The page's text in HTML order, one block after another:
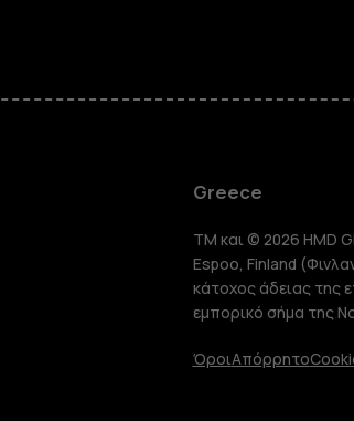
Tablet
Greece
TM και © 2026 HMD
Espoo, Finland
κάτοχος άδειας της
εμπορικό σήμα της
ΌροιΑπόρρητο